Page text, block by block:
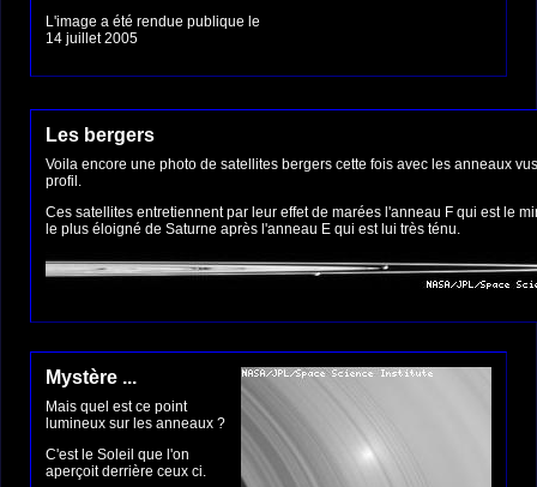
L'image a été rendue publique le
14 juillet 2005
Les bergers
Voila encore une photo de satellites bergers cette fois avec les anneaux
profil.
Ces satellites entretiennent par leur effet de marées l'anneau F qui est le
le plus éloigné de Saturne après l'anneau E qui est lui très ténu.
Mystère ...
Mais quel est ce point
lumineux sur les anneaux ?
C'est le Soleil que l'on
aperçoit derrière ceux ci.